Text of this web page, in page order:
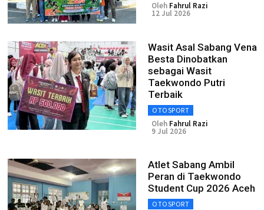
Oleh Fahrul Razi
12 Jul 2026
Wasit Asal Sabang Vena
Besta Dinobatkan
sebagai Wasit
Taekwondo Putri
Terbaik
OTOSPORT
Oleh Fahrul Razi
9 Jul 2026
Atlet Sabang Ambil
Peran di Taekwondo
Student Cup 2026 Aceh
OTOSPORT